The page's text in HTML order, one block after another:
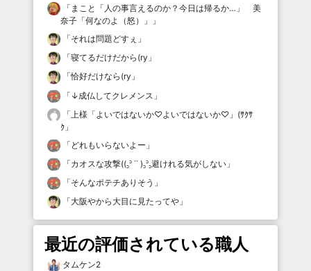
「 まこと「人の事言えるのか？今日は帰るか…」 美
奈子「何なのよ（怒）」
」
「それは問題どすぇ 」
「寝てるだけだから(ry 」
「恰好だけなら(ry 」
「 ↓成仏してクレメンス 」
「 上様「よいではないか♡よいではないか♡」(ｻｸｻ
ｸ 」
「 どれもいらないよー 」
「カオスな攻撃((꜆꜄ ˙˙ )꜆꜄꜆避けれる気がしない 」
「そんなポテチありそう 」
「大阪やから大目に見たってや 」
最近の評価されている職人
タムケン2